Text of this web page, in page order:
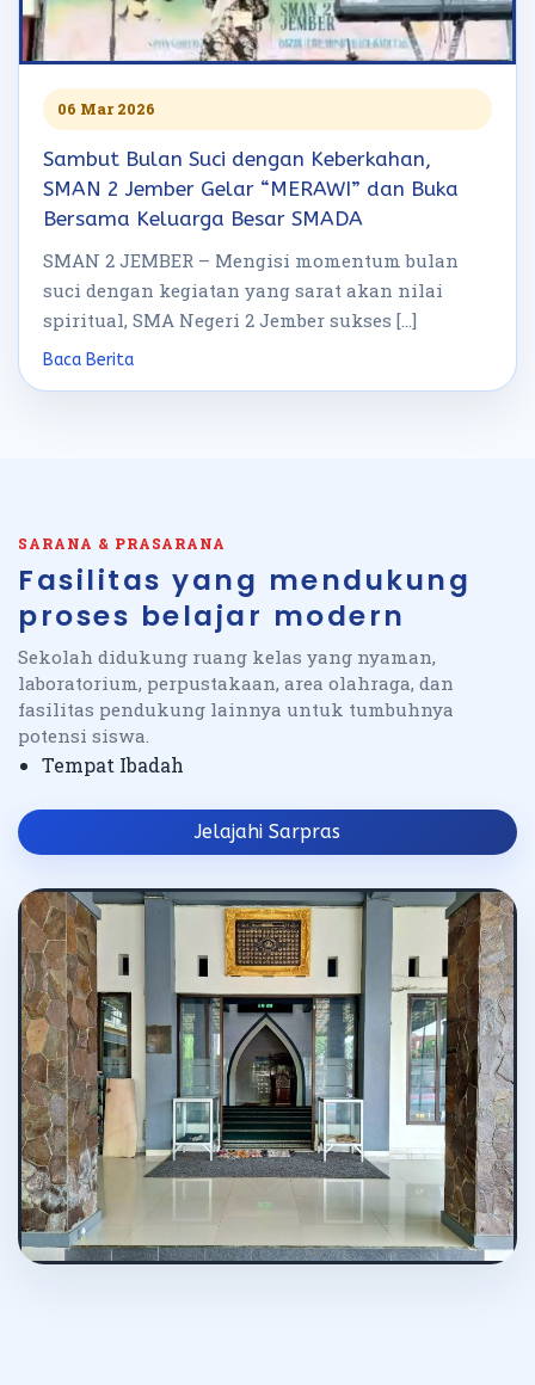
06 Mar 2026
Sambut Bulan Suci dengan Keberkahan,
SMAN 2 Jember Gelar “MERAWI” dan Buka
Bersama Keluarga Besar SMADA
SMAN 2 JEMBER – Mengisi momentum bulan
suci dengan kegiatan yang sarat akan nilai
spiritual, SMA Negeri 2 Jember sukses […]
Baca Berita
SARANA & PRASARANA
Fasilitas yang mendukung
proses belajar modern
Sekolah didukung ruang kelas yang nyaman,
laboratorium, perpustakaan, area olahraga, dan
fasilitas pendukung lainnya untuk tumbuhnya
potensi siswa.
Tempat Ibadah
Jelajahi Sarpras